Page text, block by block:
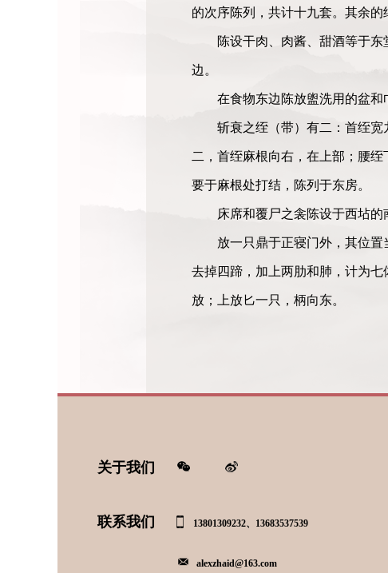
的次序陈列，共计十九套。其余
陈设干肉、肉酱、甜酒等于
边。
在食物东边陈放盥洗用的盆
斩衰之绖（带）有二：首绖
二，首绖麻根向右，在上部；腰
要于麻根处打结，陈列于东房。
床席和覆尸之衾陈设于西坫
放一只鼎于正寝门外，其位
去掉四蹄，加上两肋和肺，计为
放；上放匕一只，柄向东。
关于我们
联系我们 13801309232、13683537539
alexzhaid@163.com